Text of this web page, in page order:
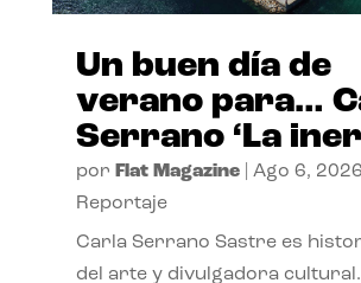
Un buen día de
verano para…
Serrano ‘La
por Flat Magazine| Ago 6, 2026
Reportaje
Carla Serrano Sastre es
del arte y divulgadora